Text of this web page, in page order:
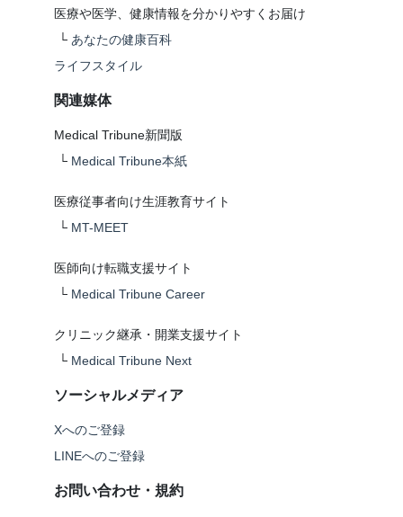
医療や医学、健康情報を分かりやすくお届け
└ あなたの健康百科
ライフスタイル
関連媒体
Medical Tribune新聞版
└ Medical Tribune本紙
医療従事者向け生涯教育サイト
└ MT-MEET
医師向け転職支援サイト
└ Medical Tribune Career
クリニック継承・開業支援サイト
└ Medical Tribune Next
ソーシャルメディア
Xへのご登録
LINEへのご登録
お問い合わせ・規約